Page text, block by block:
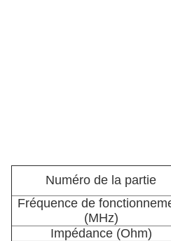
Numéro de la partie
Fréquence de
(MHz)
Impédance (Ohm)